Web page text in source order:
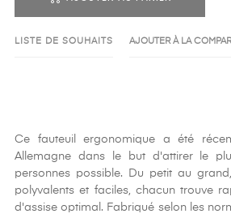
LISTE DE SOUHAITS AJOUTER À LA
Ce fauteuil ergonomique a été
Allemagne dans le but d'attirer le
personnes possible. Du petit au
polyvalents et faciles, chacun trouve
d'assise optimal. Fabriqué selon les